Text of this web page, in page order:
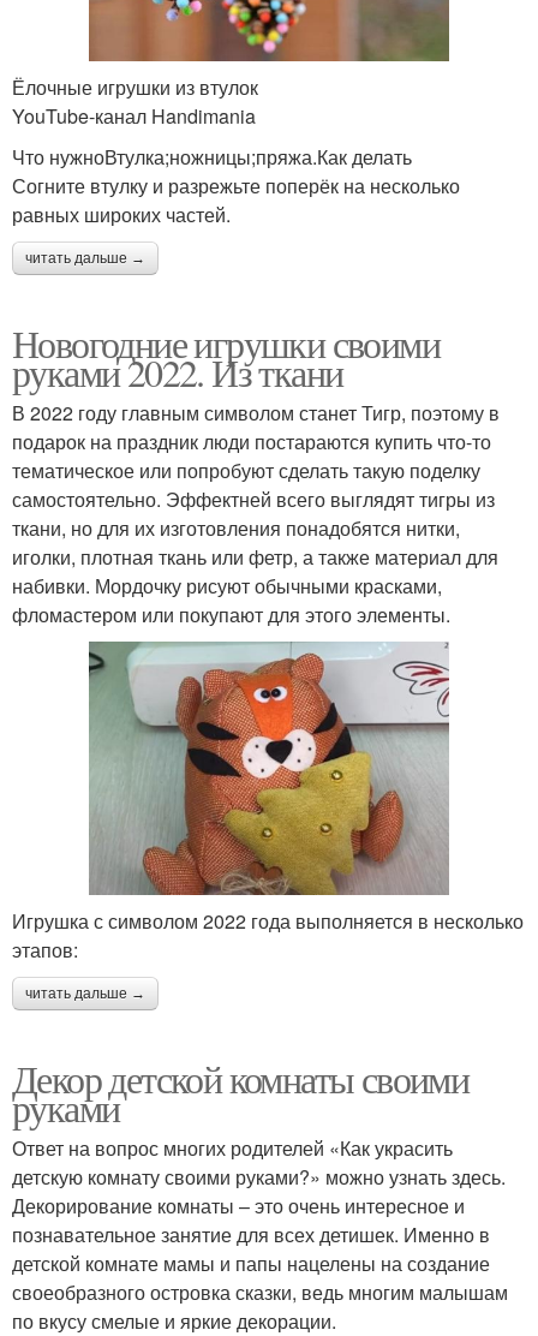
Ёлочные игрушки из втулок
YouTube‑канал Handimania
Что нужноВтулка;ножницы;пряжа.Как делать
Согните втулку и разрежьте поперёк на несколько
равных широких частей.
читать дальше →
Новогодние игрушки своими
руками 2022. Из ткани
В 2022 году главным символом станет Тигр, поэтому в
подарок на праздник люди постараются купить что-то
тематическое или попробуют сделать такую поделку
самостоятельно. Эффектней всего выглядят тигры из
ткани, но для их изготовления понадобятся нитки,
иголки, плотная ткань или фетр, а также материал для
набивки. Мордочку рисуют обычными красками,
фломастером или покупают для этого элементы.
Игрушка с символом 2022 года выполняется в несколько
этапов:
читать дальше →
Декор детской комнаты своими
руками
Ответ на вопрос многих родителей «Как украсить
детскую комнату своими руками?» можно узнать здесь.
Декорирование комнаты – это очень интересное и
познавательное занятие для всех детишек. Именно в
детской комнате мамы и папы нацелены на создание
своеобразного островка сказки, ведь многим малышам
по вкусу смелые и яркие декорации.